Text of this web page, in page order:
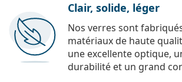
Clair, solide, léger
Nos verres sont
matériaux de haute
une excellente optique,
durabilité et un grand